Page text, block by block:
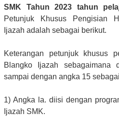
SMK Tahun 2023 tahun
Petunjuk Khusus Pengisian
Ijazah adalah sebagai berikut.
Keterangan petunjuk khusus
Blangko Ijazah sebagaimana
sampai dengan angka 15
1) Angka la. diisi dengan
Ijazah SMK.